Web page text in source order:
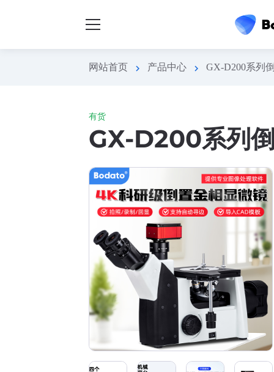
网站首页 chevron_right 产品中心 chevron_right GX-D200系列
有货
GX-D200系列